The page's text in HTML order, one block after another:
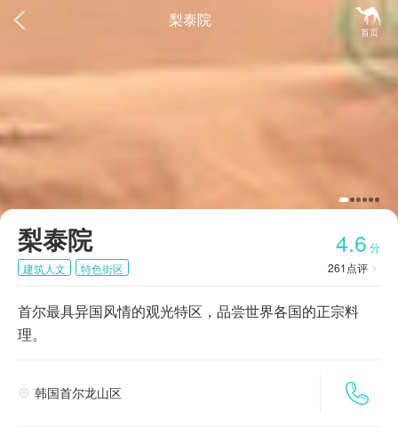
 
首页
梨泰院
梨泰院 4.6 分
261 点评 
建筑人文 特色街区
首尔最具异国风情的观光特区，品尝世界各国的正宗料
理。

 韩国首尔龙山区